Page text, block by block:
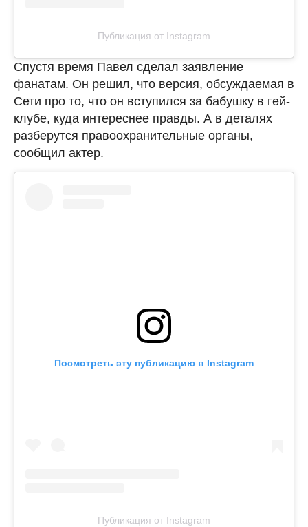
Публикация от Instagram
Спустя время Павел сделал заявление
фанатам. Он решил, что версия, обсуждаемая в
Сети про то, что он вступился за бабушку в гей-
клубе, куда интереснее правды. А в деталях
разберутся правоохранительные органы,
сообщил актер.
Посмотреть эту публикацию в Instagram
Публикация от Instagram